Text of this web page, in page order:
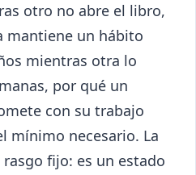
otro no abre el libro,
mantiene un hábito
mientras otra lo
por qué un
con su trabajo
mínimo necesario. La
fijo: es un estado